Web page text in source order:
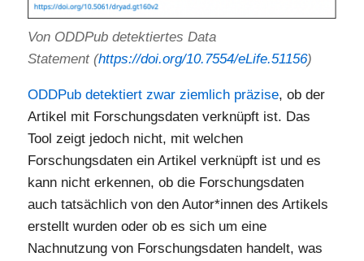
Von ODDPub detektiertes Data
Statement (https://doi.org/10.7554/eLife.51156)
ODDPub detektiert zwar ziemlich präzise, ob der
Artikel mit Forschungsdaten verknüpft ist. Das
Tool zeigt jedoch nicht, mit welchen
Forschungsdaten ein Artikel verknüpft ist und es
kann nicht erkennen, ob die Forschungsdaten
auch tatsächlich von den Autor*innen des Artikels
erstellt wurden oder ob es sich um eine
Nachnutzung von Forschungsdaten handelt, was